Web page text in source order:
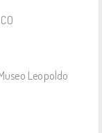
Leopoldo